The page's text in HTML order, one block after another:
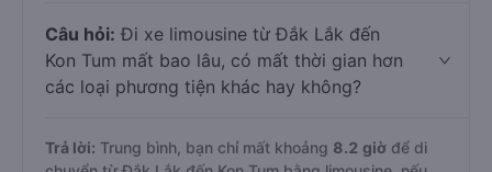
Câu hỏi: Đi xe limousine từ Đắk Lắk đến
Kon Tum mất bao lâu, có mất thời gian hơn
các loại phương tiện khác hay không?
Trả lời: Trung bình, bạn chỉ mất khoảng 8.2 giờ để di